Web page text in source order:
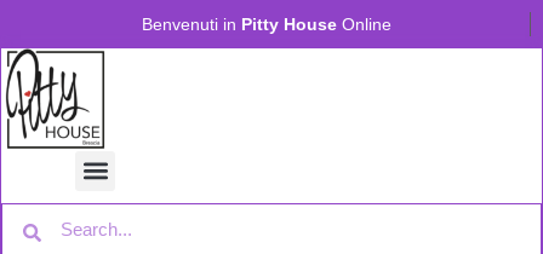
Benvenuti in Pitty House Online